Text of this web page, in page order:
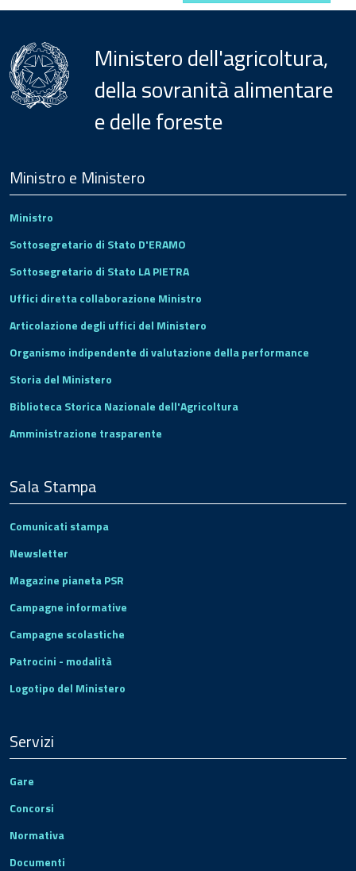
Ministero dell'agricoltura,
della sovranità alimentare
e delle foreste
Footer
Ministro e Ministero
Ministro
Sottosegretario di Stato D'ERAMO
Sottosegretario di Stato LA PIETRA
Uffici diretta collaborazione Ministro
Articolazione degli uffici del Ministero
Organismo indipendente di valutazione della performance
Storia del Ministero
Biblioteca Storica Nazionale dell'Agricoltura
Amministrazione trasparente
Sala Stampa
Comunicati stampa
Newsletter
Magazine pianeta PSR
Campagne informative
Campagne scolastiche
Patrocini - modalità
Logotipo del Ministero
Servizi
Gare
Concorsi
Normativa
Documenti